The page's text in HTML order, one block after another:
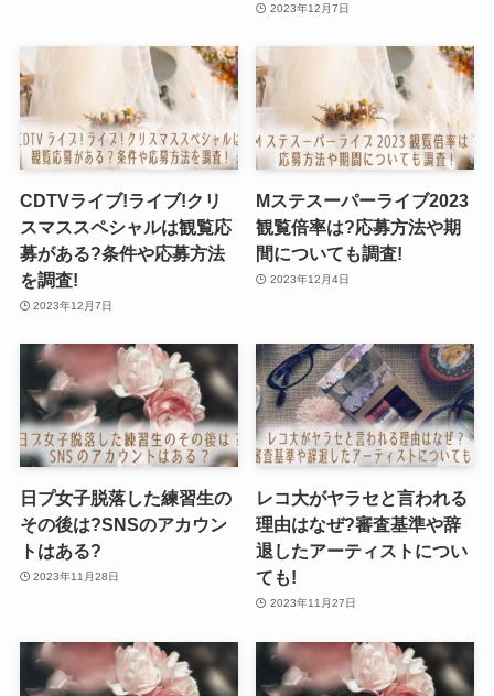
2023年12月7日
CDTVライブ!ライブ!クリ
スマススペシャルは観覧応
募がある?条件や応募方法
を調査!
2023年12月7日
Mステスーパーライブ2023
観覧倍率は?応募方法や期
間についても調査!
2023年12月4日
日プ女子脱落した練習生の
その後は?SNSのアカウン
トはある?
2023年11月28日
レコ大がヤラセと言われる
理由はなぜ?審査基準や辞
退したアーティストについ
ても!
2023年11月27日